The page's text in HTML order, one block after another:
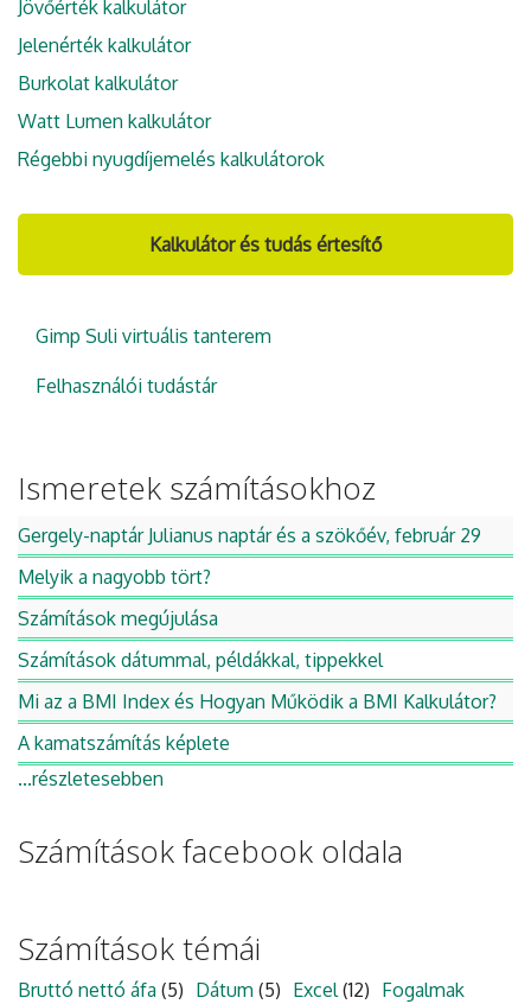
Jövőérték kalkulátor
Jelenérték kalkulátor
Burkolat kalkulátor
Watt Lumen kalkulátor
Régebbi nyugdíjemelés kalkulátorok
Kalkulátor és tudás értesítő
Gimp Suli virtuális tanterem
Felhasználói tudástár
Ismeretek számításokhoz
Gergely-naptár Julianus naptár és a szökőév, február 29
Melyik a nagyobb tört?
Számítások megújulása
Számítások dátummal, példákkal, tippekkel
Mi az a BMI Index és Hogyan Működik a BMI Kalkulátor?
A kamatszámítás képlete
...részletesebben
Számítások facebook oldala
Számítások témái
Bruttó nettó áfa (5) Dátum (5) Excel(12) Fogalmak